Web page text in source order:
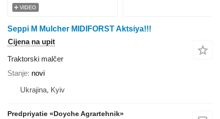
VIDEO
Seppi M Mulcher MIDIFORST Aktsiya!!!
Cijena na upit
Traktorski malčer
Stanje novi
Ukrajina, Kyiv
Predpriyatie «Doyche Agrartehnik»